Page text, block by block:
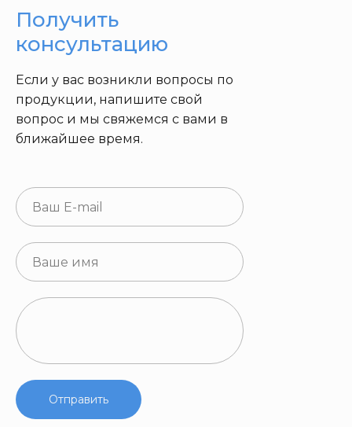
Отправить
Если у вас возникли вопросы по
продукции, напишите свой
вопрос и мы свяжемся с вами в
ближайшее время.
Получить
консультацию